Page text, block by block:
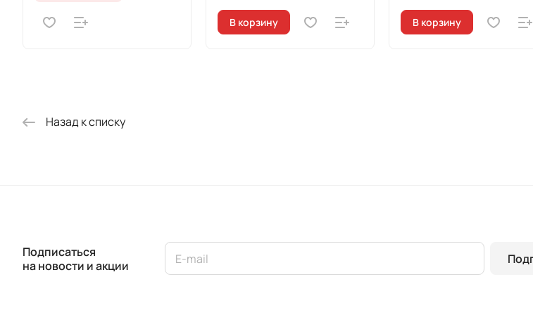
В корзину В корзину
Назад к списку
Подписаться
на новости и акции